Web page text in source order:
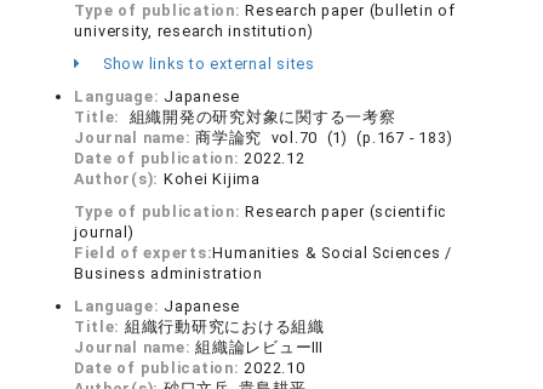
Type of publication:Research paper (bulletin of
university, research institution)
Show links to external sites
Language: Japanese
Title:
組織開発の研究対象に関する一考察
Journal name:商学論究 vol.70 (1) (p.167 - 183)
Date of publication:2022.12
Author(s): Kohei Kijima
Type of publication:Research paper (scientific
journal)
Field of experts:Humanities & Social Sciences /
Business administration
Language: Japanese
Title: 組織行動研究における組織
Journal name:組織論レビューⅢ
Date of publication:2022.10